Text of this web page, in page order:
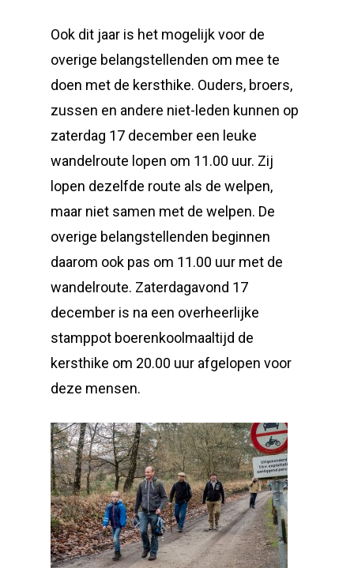
Ook dit jaar is het mogelijk voor de
overige belangstellenden om mee te
doen met de kersthike. Ouders, broers,
zussen en andere niet-leden kunnen op
zaterdag 17 december een leuke
wandelroute lopen om 11.00 uur. Zij
lopen dezelfde route als de welpen,
maar niet samen met de welpen. De
overige belangstellenden beginnen
daarom ook pas om 11.00 uur met de
wandelroute. Zaterdagavond 17
december is na een overheerlijke
stamppot boerenkoolmaaltijd de
kersthike om 20.00 uur afgelopen voor
deze mensen.